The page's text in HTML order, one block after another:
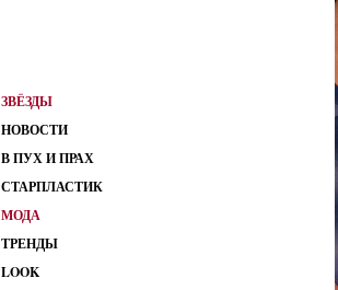
ЗВЁЗДЫ
НОВОСТИ
В ПУХ И ПРАХ
СТАРПЛАСТИК
МОДА
ТРЕНДЫ
LOOK